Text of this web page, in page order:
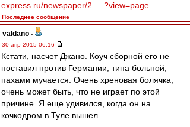
express.ru/newspaper/2 ... ?view=page
Последнее сообщение
valdano -
30 апр 2015 06:16
Кстати, насчет Джано. Коуч сборной его не
поставил против Германии, типа больной,
пахами мучается. Очень хреновая болячка,
очень может быть, что не играет по этой
причине. Я еще удивился, когда он на
кочкодром в Туле вышел.